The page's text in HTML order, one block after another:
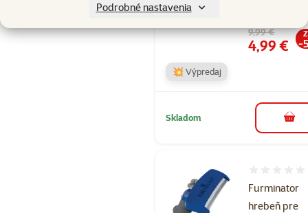
Podrobné nastavenia
Pôvodná cena
9,99 €
Cena
4,99 € -
💥 Výpredaj
Skladom do
Furminator
hrebeň pre